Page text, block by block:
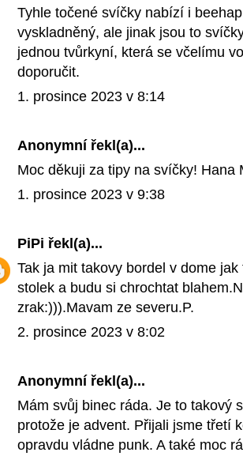
Tyhle točené svíčky nabízí i
vyskladněný, ale jinak jsou to
jednou tvůrkyní, která se včelímu
doporučit.
1. prosince 2023 v 8:14
Anonymní řekl(a)...
Moc děkuji za tipy na svíčky! Hana
1. prosince 2023 v 9:38
PiPi řekl(a)...
Tak ja mit takovy bordel v dome
stolek a budu si chrochtat
zrak:))).Mavam ze severu.P.
2. prosince 2023 v 8:02
Anonymní řekl(a)...
Mám svůj binec ráda. Je to takový
protože je advent. Přijali jsme třetí
opravdu vládne punk. A také moc